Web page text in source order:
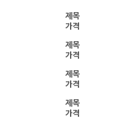
제목
가격
제목
가격
제목
가격
제목
가격